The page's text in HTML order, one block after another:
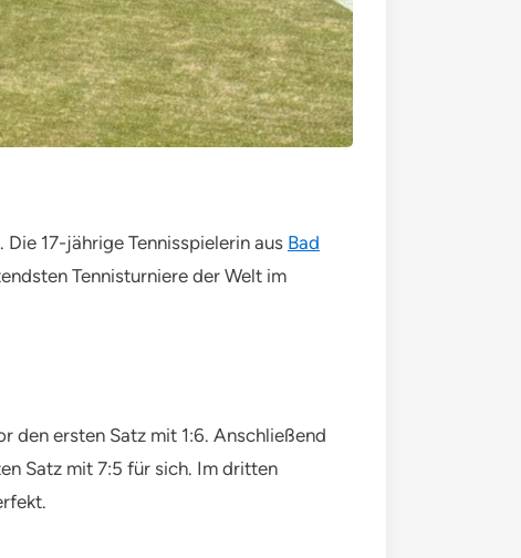
Die 17-jährige Tennisspielerin aus Bad
Tennisturniere der Welt im
den ersten Satz mit 1:6. Anschließend
Satz mit 7:5 für sich. Im dritten